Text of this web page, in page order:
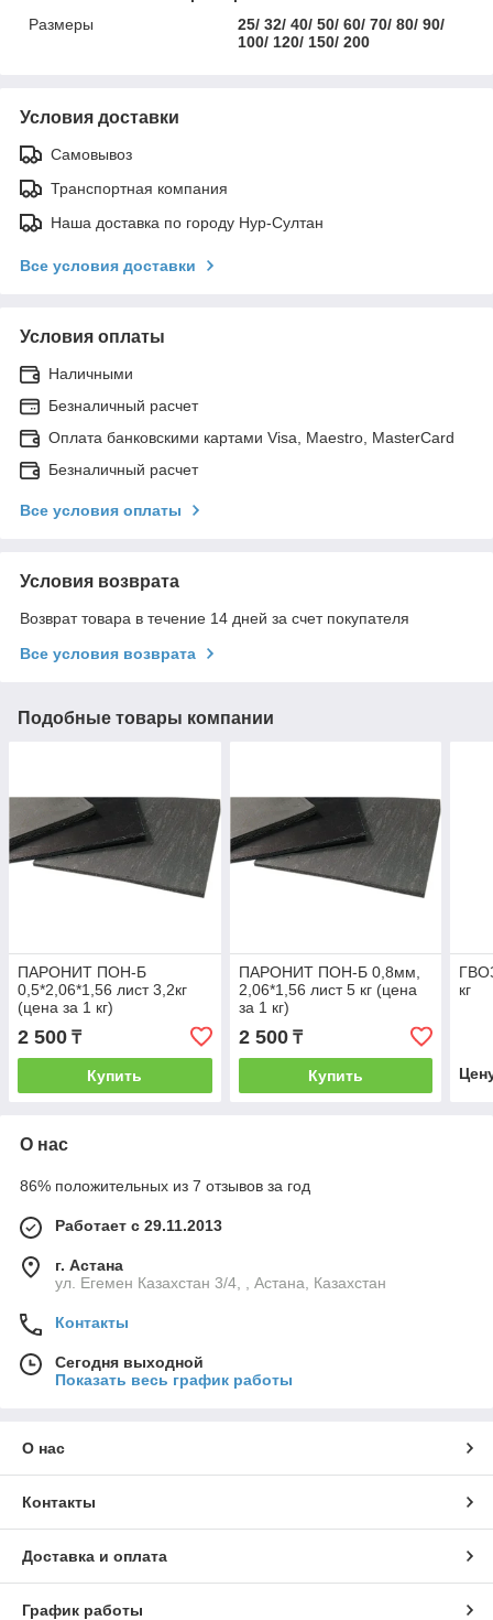
Размеры
25/ 32/ 40/ 50/ 60/ 70/ 80/ 90/
100/ 120/ 150/ 200
Условия доставки
Самовывоз
Транспортная компания
Наша доставка по городу Нур-Султан
Все условия доставки
Условия оплаты
Наличными
Безналичный расчет
Оплата банковскими картами Visa, Maestro, MasterCard
Безналичный расчет
Все условия оплаты
Условия возврата
Возврат товара в течение 14 дней за счет покупателя
Все условия возврата
Подобные товары компании
ПАРОНИТ ПОН-Б
0,5*2,06*1,56 лист 3,2кг
(цена за 1 кг)
2 500 ₸
Купить
ПАРОНИТ ПОН-Б 0,8мм,
2,06*1,56 лист 5 кг (цена
за 1 кг)
2 500₸
Купить
кг
О нас
86% положительных из 7 отзывов за год
Работает с 29.11.2013
г. Астана
ул. Егемен Казахстан 3/4, , Астана, Казахстан
Контакты
Сегодня выходной
Показать весь график работы
О нас
Контакты
Доставка и оплата
График работы